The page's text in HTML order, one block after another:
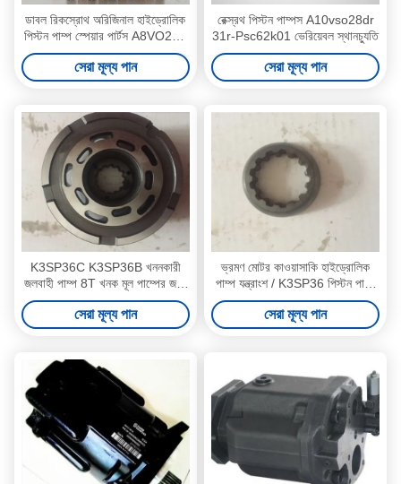
ডাবল রিকস্রোথ অরিজিনাল হাইড্রোলিক
পিস্টন পাম্প স্পেয়ার পার্টস A8VO200
A8VO140
সেরা মূল্য পান
রেক্স্রথ পিস্টন পাম্পস A10vso28dr
31r-Psc62k01 ভেরিয়েবল স্থানচ্যুতি
সেরা মূল্য পান
K3SP36C K3SP36B খননকারী
জলবাহী পাম্প 8T খনক মূল পাম্পের জন্য
মেরামত
সেরা মূল্য পান
ভ্রমণ মোটর কাওয়াসাকি হাইড্রোলিক
পাম্প যন্ত্রাংশ / K3SP36 পিস্টন পাম্প
যন্ত্রাংশ
সেরা মূল্য পান